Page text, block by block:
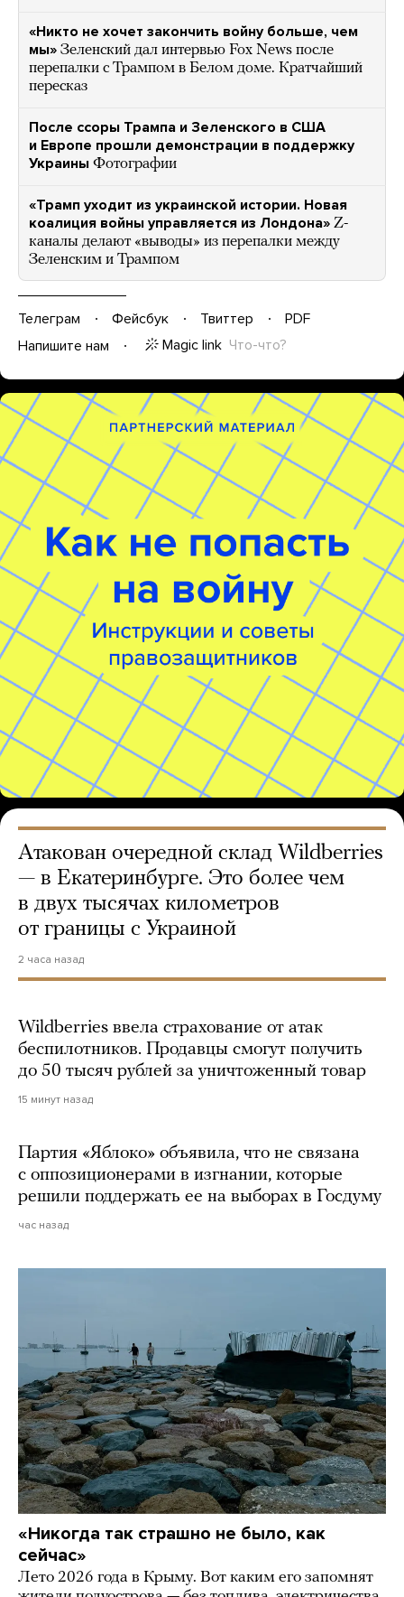
«Никто не хочет закончить войну больше, чем
мы» Зеленский дал интервью Fox News после
перепалки с Трампом в Белом доме. Кратчайший
пересказ
После ссоры Трампа и Зеленского в США
и Европе прошли демонстрации в поддержку
Украины Фотографии
«Трамп уходит из украинской истории. Новая
коалиция войны управляется из Лондона» Z-
каналы делают «выводы» из перепалки между
Зеленским и Трампом
Телеграм Фейсбук Твиттер
PDF
Напишите нам
Magic link Что-что?
Атакован очередной склад Wildberries
— в Екатеринбурге. Это более чем
в двух тысячах километров
от границы с Украиной
2 часа назад
Wildberries ввела страхование от атак
беспилотников. Продавцы смогут получить
до 50 тысяч рублей за уничтоженный товар
15 минут назад
Партия «Яблоко» объявила, что не связана
с оппозиционерами в изгнании, которые
решили поддержать ее на выборах в Госдуму
час назад
«Никогда так страшно не было, как
сейчас»
Лето 2026 года в Крыму. Вот каким его запомнят